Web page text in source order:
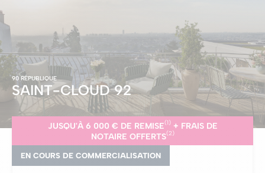
90 RÉPUBLIQUE
SAINT-CLOUD92
JUSQU'À6 000 € DE REMISE(1)+ FRAIS DE
NOTAIRE OFFERTS(2)
EN COURS DE COMMERCIALISATION